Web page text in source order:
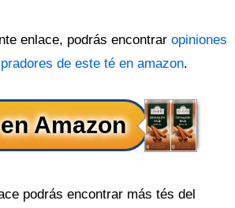
enlace, podrás encontrar opiniones
de este té en amazon.
podrás encontrar más tés del